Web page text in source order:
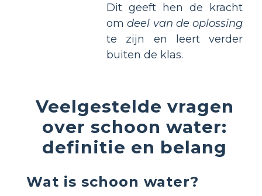
Dit geeft hen de kracht
omdeel van de oplossing
te zijn en leert verder
buiten de klas.
Veelgestelde vragen
over schoon water:
definitie en belang
Wat is schoon water?